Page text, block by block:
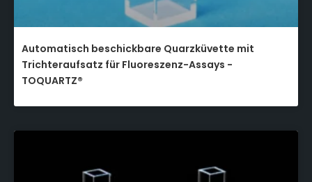
Automatisch beschickbare Quarzküvette mit
Trichteraufsatz für Fluoreszenz-Assays -
TOQUARTZ®